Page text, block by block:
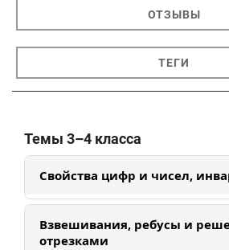
ОТЗЫВЫ
ТЕГИ
Темы 3–4 класса
Свойства цифр и чисел,
Изучаем свойства цифр и чисел:
четность, интервалы. Учимся
Взвешивания, ребусы и
отрезками